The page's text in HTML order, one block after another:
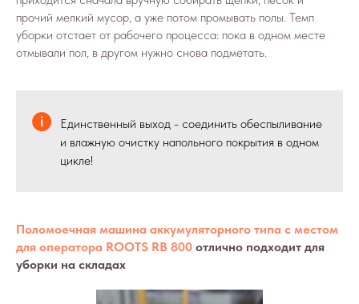
прочий мелкий мусор, а уже потом промывать полы. Темп
уборки отстает от рабочего процесса: пока в одном месте
отмывали пол, в другом нужно снова подметать.
Единственный выход - соединить обеспыливание
и влажную очистку напольного покрытия в одном
цикле!
Поломоечная машина аккумуляторного типа с местом
для оператора ROOTS RB 800 отлично подходит для
уборки на складах